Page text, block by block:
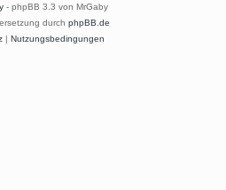
- phpBB 3.3 von MrGaby
durch phpBB.de
| Nutzungsbedingungen